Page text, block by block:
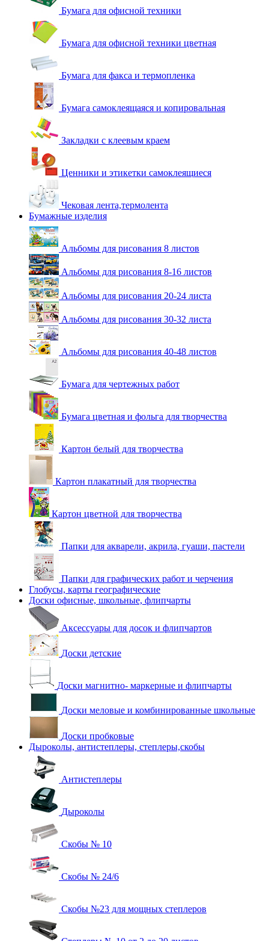
Бумага для офисной техники
Бумага для офисной техники цветная
Бумага для факса и термопленка
Бумага самоклеящаяся и копировальная
Закладки с клеевым краем
Ценники и этикетки самоклеящиеся
Чековая лента,термолента
Бумажные изделия
Альбомы для рисования 8 листов
Альбомы для рисования 8-16 листов
Альбомы для рисования 20-24 листа
Альбомы для рисования 30-32 листа
Альбомы для рисования 40-48 листов
Бумага для чертежных работ
Бумага цветная и фольга для творчества
Картон белый для творчества
Картон плакатный для творчества
Картон цветной для творчества
Папки для акварели, акрила, гуаши, пастели
Папки для графических работ и черчения
Глобусы, карты географические
Доски офисные, школьные, флипчарты
Аксессуары для досок и флипчартов
Доски детские
Доски магнитно- маркерные и флипчарты
Доски меловые и комбинированные школьные
Доски пробковые
Дыроколы, антистеплеры, степлеры,скобы
Антистеплеры
Дыроколы
Скобы № 10
Скобы № 24/6
Скобы №23 для мощных степлеров